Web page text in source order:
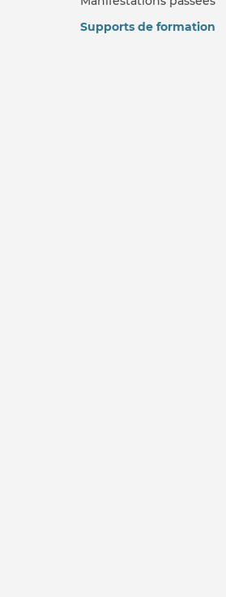
Supports de formation